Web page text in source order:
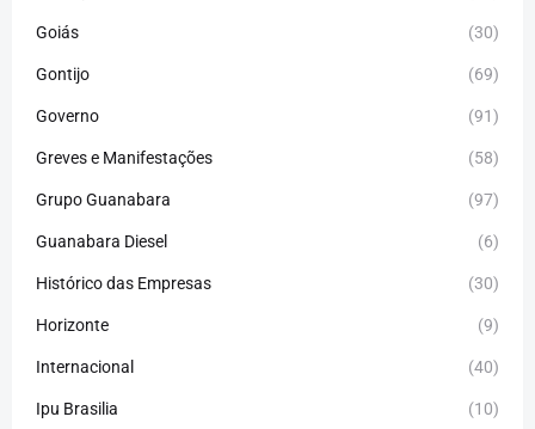
Goiás (30)
Gontijo (69)
Governo (91)
Greves e Manifestações (58)
Grupo Guanabara (97)
Guanabara Diesel (6)
Histórico das Empresas (30)
Horizonte (9)
Internacional (40)
Ipu Brasilia (10)